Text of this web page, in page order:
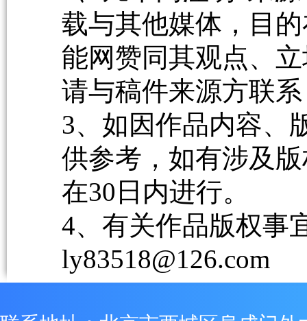
载与其他媒体，目
能网赞同其观点、
请与稿件来源方联
3、如因作品内容、
供参考，如有涉及
在30日内进行。
4、有关作品版权事
ly83518@126.com